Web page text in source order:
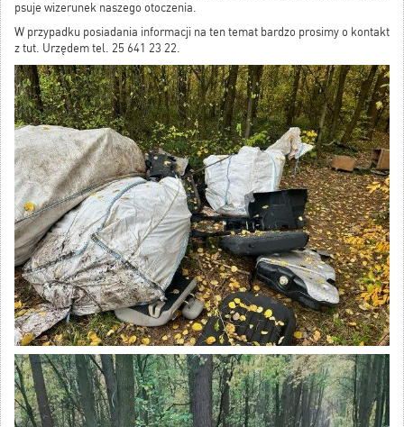
psuje wizerunek naszego otoczenia.
W przypadku posiadania informacji na ten temat bardzo prosimy o kontakt
z tut. Urzędem tel. 25 641 23 22.